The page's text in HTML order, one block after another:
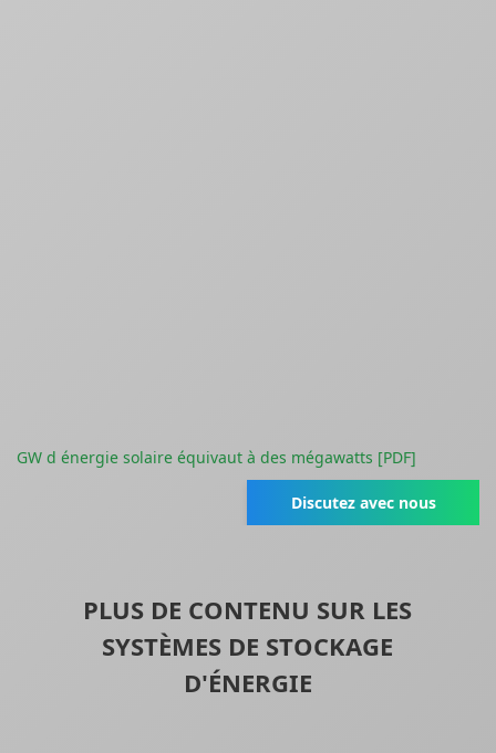
GW d énergie solaire équivaut à des mégawatts [PDF]
Discutez avec nous
PLUS DE CONTENU SUR LES
SYSTÈMES DE STOCKAGE
D'ÉNERGIE